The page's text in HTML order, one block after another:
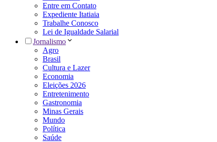
Entre em Contato
Expediente Itatiaia
Trabalhe Conosco
Lei de Igualdade Salarial
Jornalismo
Agro
Brasil
Cultura e Lazer
Economia
Eleições 2026
Entretenimento
Gastronomia
Minas Gerais
Mundo
Política
Saúde